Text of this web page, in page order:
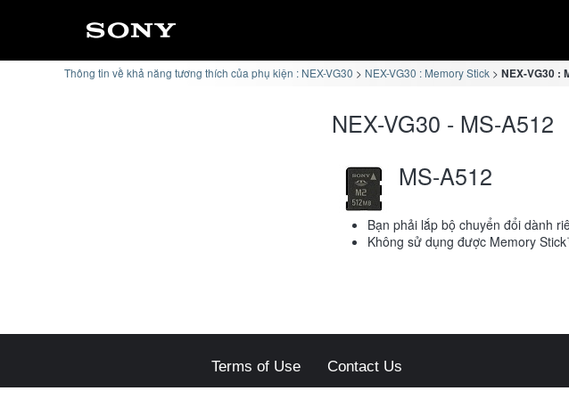
Thông tin về khả năng tương thích của phụ kiện : NEX-VG30 NEX-VG30 : Memory Stick NEX-VG30 :
NEX-VG30 - MS-A512
MS-A512
Bạn phải lắp bộ chuyển đổi dành
Không sử dụng được Memory
Terms of Use Contact Us